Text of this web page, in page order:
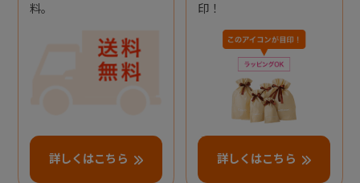
料。
詳しくはこちら
印！
詳しくはこちら